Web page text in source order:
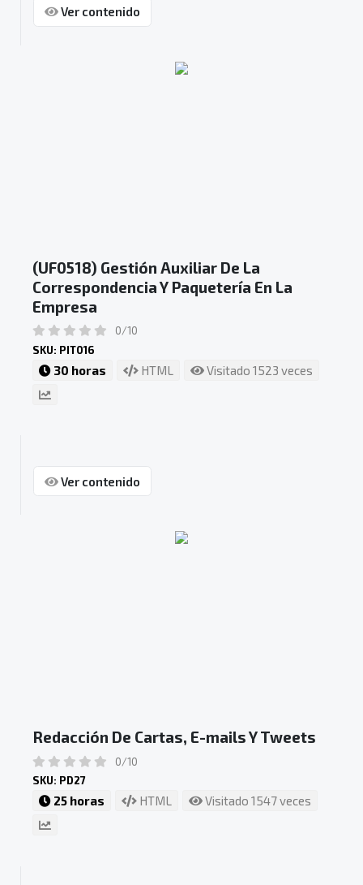
Ver contenido
(UF0518) Gestión Auxiliar De La
Correspondencia Y Paquetería En La
Empresa
0/10
SKU: PIT016
30 horas HTML Visitado 1523 veces
Ver contenido
Redacción De Cartas, E-mails Y Tweets
0/10
SKU: PD27
25 horas HTML Visitado 1547 veces